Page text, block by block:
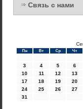
Связь с нами
Пн Вт Ср Чт
3
4 5 6
10
11 12 13
17
18 19 20
24
25 26 27
31